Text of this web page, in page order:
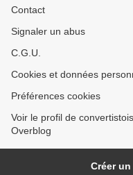
Contact
Signaler un abus
C.G.U.
Cookies et données
Préférences cookies
Voir le profil de
Overblog
Créer